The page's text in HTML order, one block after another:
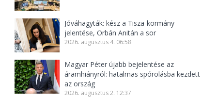
Jóváhagyták: kész a Tisza-kormány
jelentése, Orbán Anitán a sor
2026. augusztus 4. 06:58
Magyar Péter újabb bejelentése az
áramhiányról: hatalmas spórolásba kezdett
az ország
2026. augusztus 2. 12:37